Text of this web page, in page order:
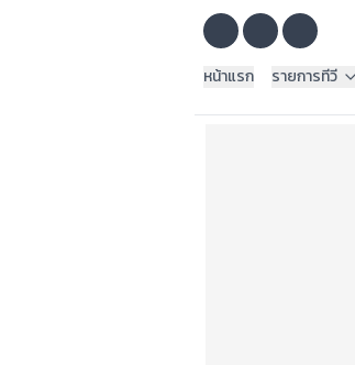
หน้าแรก
รายการทีวี